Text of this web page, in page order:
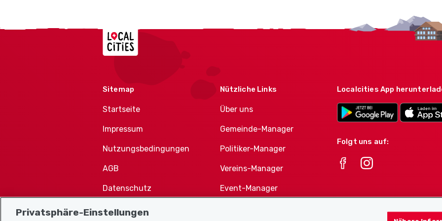
Localcities
Sitemap
Startseite
Impressum
Nutzungsbedingungen
AGB
Datenschutz
Cookie-Richtlinie
Nützliche Links
Über uns
Gemeinde-Manager
Politiker-Manager
Vereins-Manager
Event-Manager
Localcities App
Folgt uns auf:
Privatsphäre-Einstellungen